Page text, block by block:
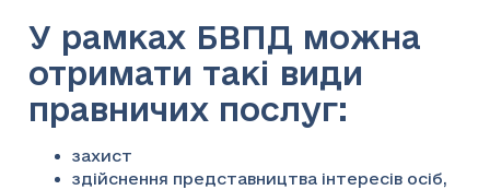
У рамках БВПД можна
отримати такі види
правничих послуг:
захист
здійснення представництва інтересів осіб,